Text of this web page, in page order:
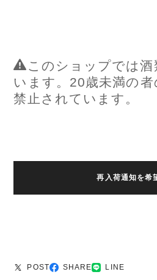
このショップでは酒
います。20歳未満の
禁止されています。
再入荷通知を希
POST SHARE LINE